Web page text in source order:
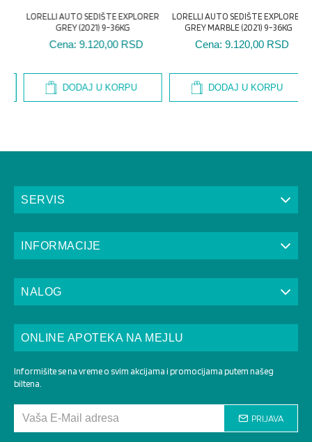
LORELLI AUTO SEDIŠTE EXPLORER
GREY (2021) 9-36KG
Cena:9.120,00 RSD
DODAJ U KORPU
LORELLI AUTO SEDIŠTE EXPLORER
GREY MARBLE (2021) 9-36KG
Cena:9.120,00 RSD
DODAJ U KORPU
SERVIS
INFORMACIJE
NALOG
ONLINE APOTEKA NA MEJLU
Informišite se na vreme o svim akcijama i promocijama putem našeg
biltena.
PRIJAVA